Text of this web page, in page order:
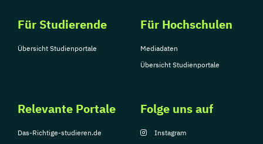
Für Studierende
Übersicht Studienportale
Für Hochschulen
Mediadaten
Übersicht Studienportale
Relevante Portale
Das-Richtige-studieren.de
Folge uns auf
Instagram